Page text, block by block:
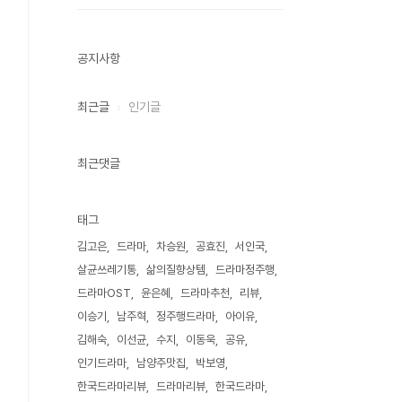
공지사항
최근글 인기글
최근댓글
태그
김고은 드라마 차승원 공효진
서인국
살균쓰레기통
삶의질향상템
드라마정주행
드라마OST
윤은혜 드라마추천
리뷰
이승기
남주혁 정주행드라마
아이유
김해숙
이선균 수지 이동욱
공유
인기드라마
남양주맛집
박보영
한국드라마리뷰
드라마리뷰 한국드라마